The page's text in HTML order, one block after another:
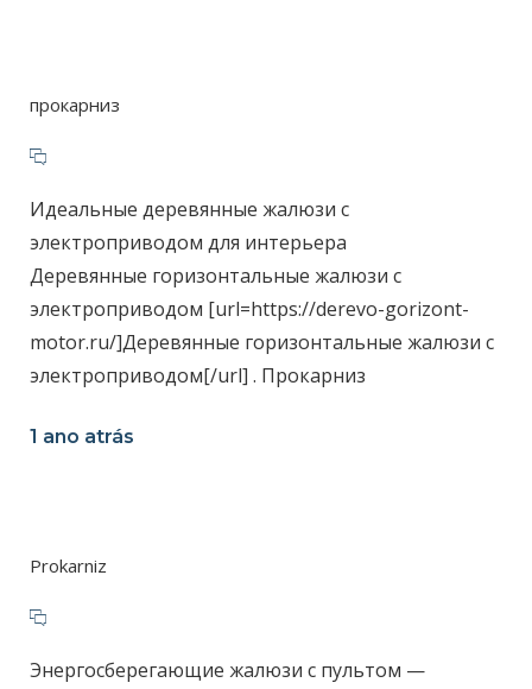
прокарниз
Идеальные деревянные жалюзи с
электроприводом для интерьера
Деревянные горизонтальные жалюзи с
электроприводом [url=https://derevo-gorizont-
motor.ru/]Деревянные горизонтальные жалюзи с
электроприводом[/url] . Прокарниз
1 ano atrás
Prokarniz
Энергосберегающие жалюзи с пультом —